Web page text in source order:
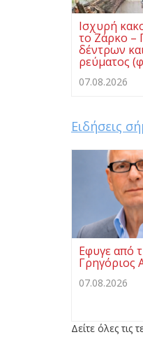
Ισχυρή
το Ζάρκο –
δέντρων
ρεύματος
07.08.2026
Ειδήσεις
Eφυγε από
Γρηγόριος
07.08.2026
Δείτε όλες τις